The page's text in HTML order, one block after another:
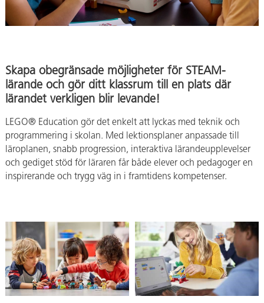
Skapa obegränsade möjligheter för STEAM-
lärande och gör ditt klassrum till en plats där
lärandet verkligen blir levande!
LEGO® Education gör det enkelt att lyckas med teknik och
programmering i skolan. Med lektionsplaner anpassade till
läroplanen, snabb progression, interaktiva lärandeupplevelser
och gediget stöd för läraren får både elever och pedagoger en
inspirerande och trygg väg in i framtidens kompetenser.